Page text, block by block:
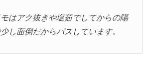
はアク抜きや塩茹でしてからの陽
し面倒だからパスしています。